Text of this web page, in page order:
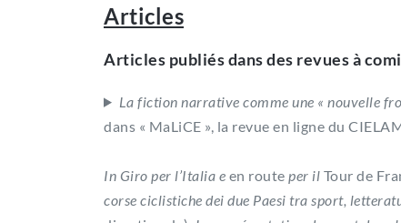
Articles
Articles publiés dans des revues à
La fiction narrative comme une « nouvelle
dans « MaLiCE », la revue en ligne du
In Giro per l’Italia e en route per il Tour de
corse ciclistiche dei due Paesi tra sport,